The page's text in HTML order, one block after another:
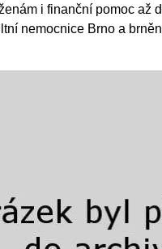
i finanční pomoc až
nemocnice Brno a
rulety až po
hráče. V...